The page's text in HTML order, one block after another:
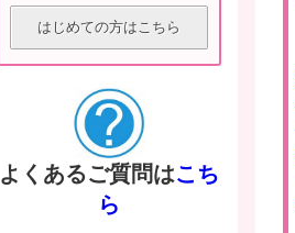
はじめての方はこちら
よくあるご質問はこち
ら